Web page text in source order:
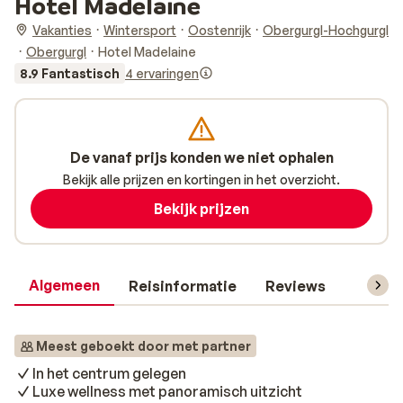
Vakanties Wintersport Oostenrijk
Obergurgl-Hochgurgl
Obergurgl
Hotel Madelaine
8.9 Fantastisch 4 ervaringen
Algemeen Reisinformatie Reviews
Meest geboekt door met partner
In het centrum gelegen
Luxe wellness met panoramisch uitzicht
De vanaf prijs konden we niet ophalen
Bekijk alle prijzen en kortingen in het overzicht.
Bekijk prijzen